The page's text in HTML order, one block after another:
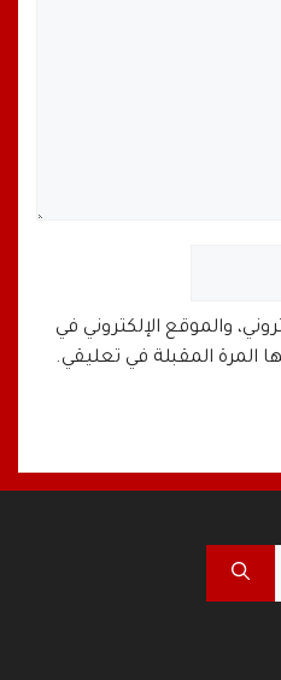
والموقع الإلكتروني في
المرة المقبلة في تعليقي.